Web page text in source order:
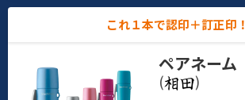
これ１本で認印＋訂正印！
ペアネーム
(
)